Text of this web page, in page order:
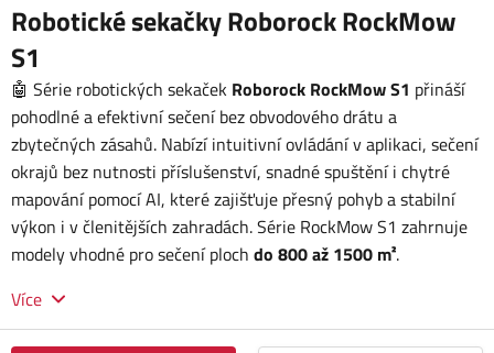
Robotické sekačky Roborock RockMow
S1
🤖 Série robotických sekaček Roborock RockMow S1 přináší
pohodlné a efektivní sečení bez obvodového drátu a
zbytečných zásahů. Nabízí intuitivní ovládání v aplikaci, sečení
okrajů bez nutnosti příslušenství, snadné spuštění i chytré
mapování pomocí AI, které zajišťuje přesný pohyb a stabilní
výkon i v členitějších zahradách. Série RockMow S1 zahrnuje
modely vhodné pro sečení ploch do 800 až 1500 m².
Více